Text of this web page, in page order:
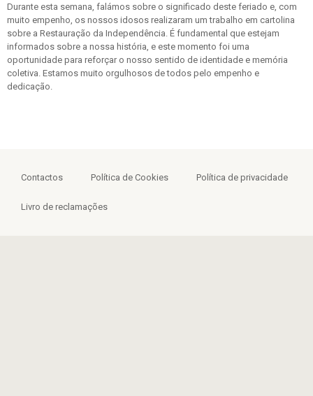
Durante esta semana, falámos sobre o significado deste feriado e, com
muito empenho, os nossos idosos realizaram um trabalho em cartolina
sobre a Restauração da Independência. É fundamental que estejam
informados sobre a nossa história, e este momento foi uma
oportunidade para reforçar o nosso sentido de identidade e memória
coletiva. Estamos muito orgulhosos de todos pelo empenho e
dedicação.
Contactos Política de Cookies Política de privacidade
Livro de reclamações